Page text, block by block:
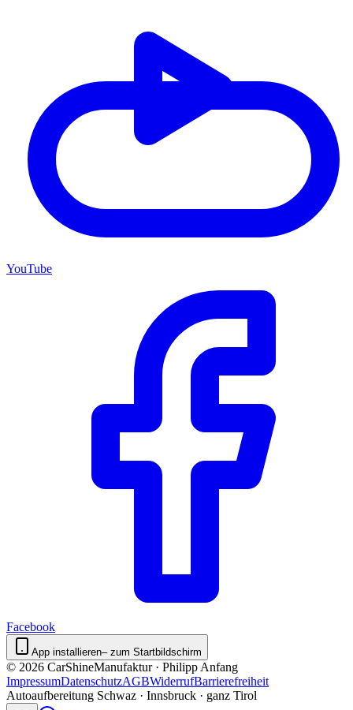
YouTube
Facebook
App installieren– zum Startbildschirm
© 2026 CarShineManufaktur · Philipp Anfang
ImpressumDatenschutzAGBWiderrufBarrierefreiheit
Autoaufbereitung Schwaz · Innsbruck · ganz Tirol